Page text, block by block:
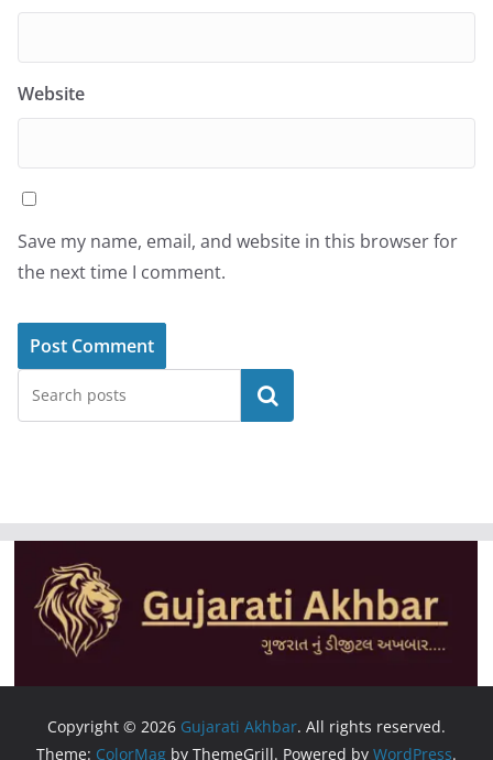
Website
Save my name, email, and website in this browser for
the next time I comment.
Search
Copyright © 2026 Gujarati Akhbar. All rights reserved.
Theme: ColorMag by ThemeGrill. Powered by WordPress.